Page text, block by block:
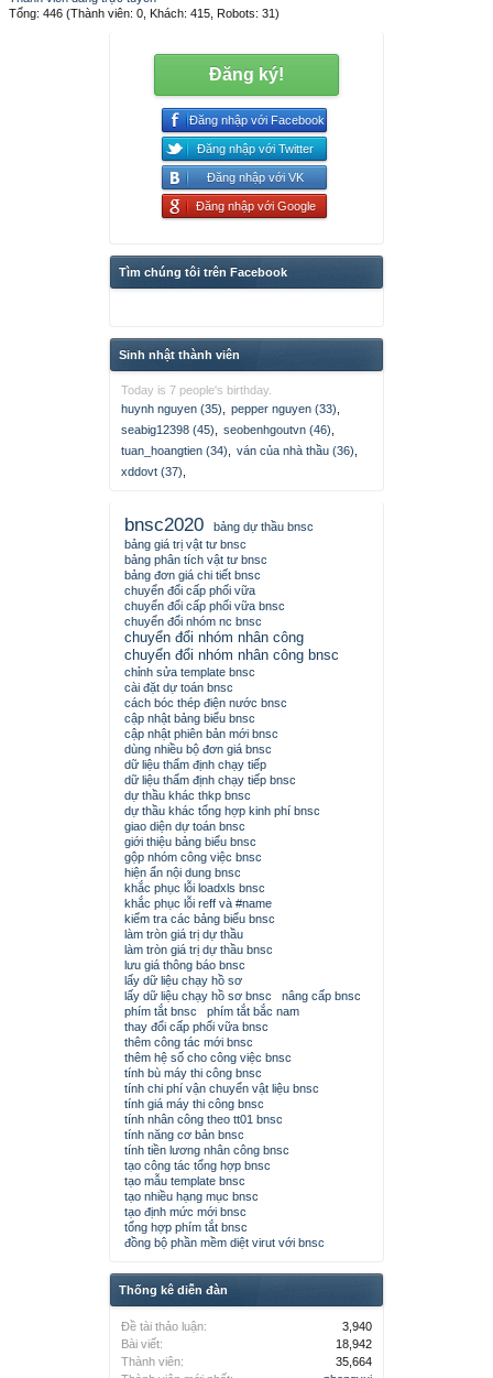
Tổng: 446 (Thành viên: 0, Khách: 415, Robots: 31)
Đăng ký!
Đăng nhập với Facebook
Đăng nhập với Twitter
Đăng nhập với VK
Đăng nhập với Google
Tìm chúng tôi trên Facebook
Sinh nhật thành viên
Today is 7 people's birthday.
huynh nguyen (35)
pepper nguyen (33)
seabig12398 (45)
seobenhgoutvn (46)
tuan_hoangtien (34)
ván của nhà thầu (36)
xddovt (37)
bnsc2020
bảng dự thầu bnsc
bảng giá trị vật tư bnsc
bảng phân tích vật tư bnsc
bảng đơn giá chi tiết bnsc
chuyển đổi cấp phối vữa
chuyển đổi cấp phối vữa bnsc
chuyển đổi nhóm nc bnsc
chuyển đổi nhóm nhân công
chuyển đổi nhóm nhân công bnsc
chỉnh sửa template bnsc
cài đặt dự toán bnsc
cách bóc thép điện nước bnsc
cập nhật bảng biểu bnsc
cập nhật phiên bản mới bnsc
dùng nhiều bộ đơn giá bnsc
dữ liệu thẩm định chạy tiếp
dữ liệu thẩm định chạy tiếp bnsc
dự thầu khác thkp bnsc
dự thầu khác tổng hợp kinh phí bnsc
giao diện dự toán bnsc
giới thiệu bảng biểu bnsc
gộp nhóm công việc bnsc
hiện ẩn nội dung bnsc
khắc phục lỗi loadxls bnsc
khắc phục lỗi reff và #name
kiểm tra các bảng biểu bnsc
làm tròn giá trị dự thầu
làm tròn giá trị dự thầu bnsc
lưu giá thông báo bnsc
lấy dữ liệu chạy hồ sơ
lấy dữ liệu chạy hồ sơ bnsc
nâng cấp bnsc
phím tắt bnsc
phím tắt bắc nam
thay đổi cấp phối vữa bnsc
thêm công tác mới bnsc
thêm hệ số cho công việc bnsc
tính bù máy thi công bnsc
tính chi phí vận chuyển vật liệu bnsc
tính giá máy thi công bnsc
tính nhân công theo tt01 bnsc
tính năng cơ bản bnsc
tính tiền lương nhân công bnsc
tạo công tác tổng hợp bnsc
tạo mẫu template bnsc
tạo nhiều hạng mục bnsc
tạo định mức mới bnsc
tổng hợp phím tắt bnsc
đồng bộ phần mềm diệt virut với bnsc
Thống kê diễn đàn
Đề tài thảo luận:
3,940
Bài viết:
18,942
Thành viên:
35,664